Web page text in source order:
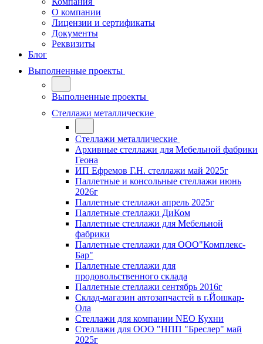
О компании
Лицензии и сертификаты
Документы
Реквизиты
Блог
Выполненные проекты
Выполненные проекты
Стеллажи металлические
Стеллажи металлические
Архивные стеллажи для Мебельной фабрики
Геона
ИП Ефремов Г.Н. стеллажи май 2025г
Паллетные и консольные стеллажи июнь
2026г
Паллетные стеллажи апрель 2025г
Паллетные стеллажи ДиКом
Паллетные стеллажи для Мебельной
фабрики
Паллетные стеллажи для ООО"Комплекс-
Бар"
Паллетные стеллажи для
продовольственного склада
Паллетные стеллажи сентябрь 2016г
Склад-магазин автозапчастей в г.Йошкар-
Ола
Стеллажи для компании NEO Кухни
Стеллажи для ООО "НПП "Бреслер" май
2025г